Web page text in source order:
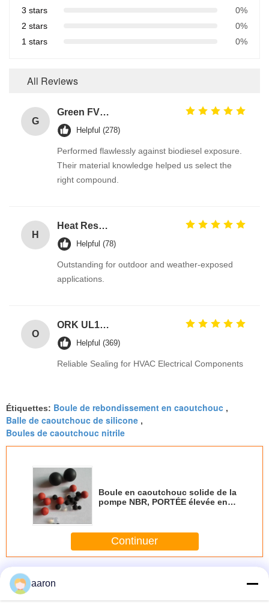
3 stars
0%
2 stars
0%
1 stars
0%
All Reviews
G
Green FVMQ Fluorosilicone Heat Resistant O Ring Manufacturer For Refining Oil Equipment
Helpful (278)
Performed flawlessly against biodiesel exposure.
Their material knowledge helped us select the
right compound.
H
Heat Resistant Black EPDM Rubber O Rings for Gas Valves with Excellent Ozone Resistance for Automotive Tank Seal
Helpful (78)
Outstanding for outdoor and weather-exposed
applications.
O
ORK UL157 High Temperature Industrial Colored Silicone O Rings Suppliers
Helpful (369)
Reliable Sealing for HVAC Electrical Components
Étiquettes: Boule de rebondissement en caoutchouc ,
Balle de caoutchouc de silicone ,
Boules de caoutchouc nitrile
Boule en caoutchouc solide de la
pompe NBR, PORTÉE élevée en
Continuer
Plus
aaron